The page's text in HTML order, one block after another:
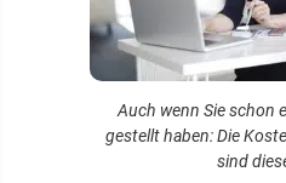
Auch wenn Sie schon
gestellt haben: Die
sind